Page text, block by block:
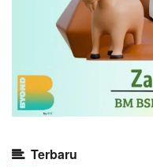
Terbaru